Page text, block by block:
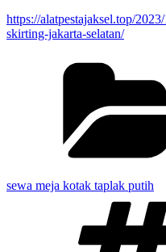
https://alatpestajaksel.top/
skirting-jakarta-selatan/
sewa meja kotak taplak putih